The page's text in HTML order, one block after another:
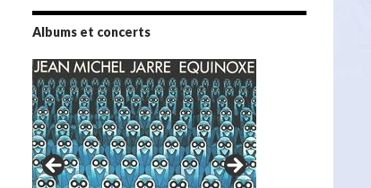
Albums et concerts